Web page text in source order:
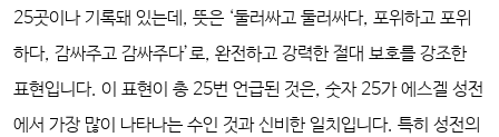
25곳이나 기록돼 있는데, 뜻은 ‘둘러싸고 둘러싸다, 포위하고 포위
하다, 감싸주고 감싸주다’로, 완전하고 강력한 절대 보호를 강조한
표현입니다. 이 표현이 총 25번 언급된 것은, 숫자 25가 에스겔 성전
에서 가장 많이 나타나는 수인 것과 신비한 일치입니다. 특히 성전의